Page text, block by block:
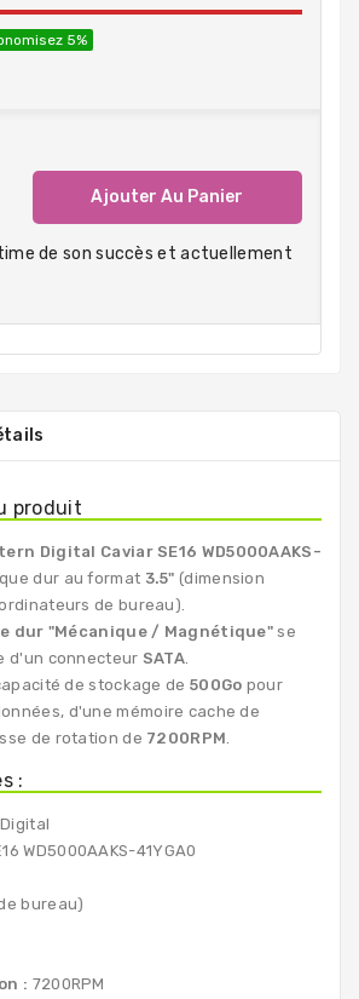
5%
Ajouter Au Panier
de son succès et actuellement
produit
Digital Caviar SE16 WD5000AAKS-
dur au format 3.5" (dimension
de bureau).
dur "Mécanique / Magnétique" se
d'un connecteur SATA
de stockage de 500Go pour
d'une mémoire cache de
de rotation de 7200RPM
:
WD5000AAKS-41YGA0
bureau)
: 7200RPM